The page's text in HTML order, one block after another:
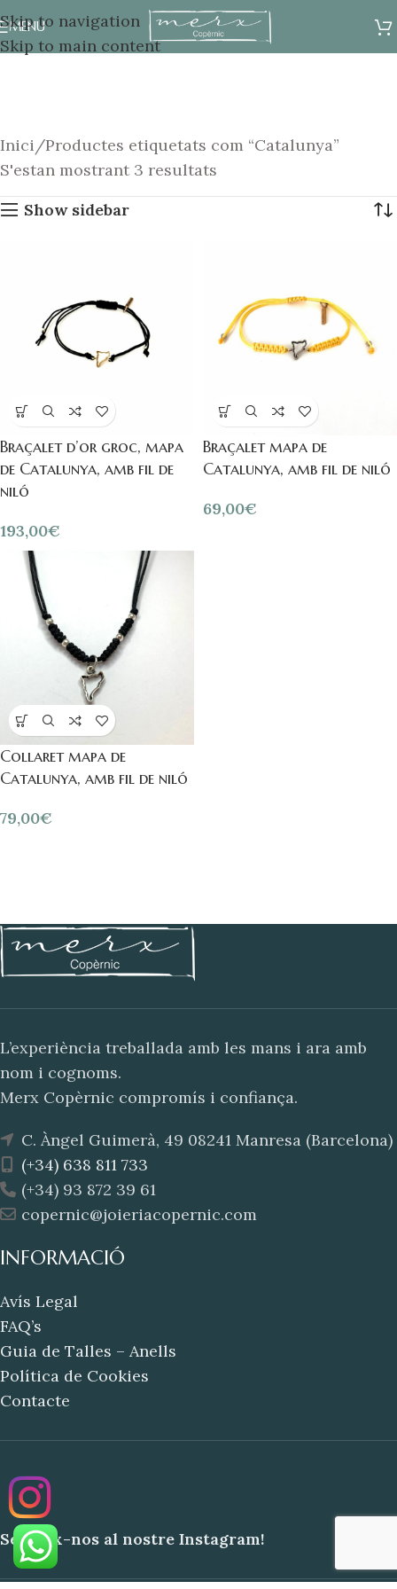
Skip to navigation
Skip to main content
MENU
Inici Productes etiquetats com “Catalunya”
S'estan mostrant 3 resultats
Show sidebar
Braçalet d’or groc, mapa
de Catalunya, amb fil de
niló
193,00€
Braçalet mapa de
Catalunya, amb fil de niló
69,00€
Collaret mapa de
Catalunya, amb fil de niló
79,00€
L’experiència treballada amb les mans i ara amb
nom i cognoms.
Merx Copèrnic compromís i confiança.
C. Àngel Guimerà, 49 08241 Manresa (Barcelona)
(+34) 638 811 733
(+34) 93 872 39 61
copernic@joieriacopernic.com
INFORMACIÓ
Avís Legal
FAQ’s
Guia de Talles – Anells
Política de Cookies
Contacte
Segueix-nos al nostre Instagram!